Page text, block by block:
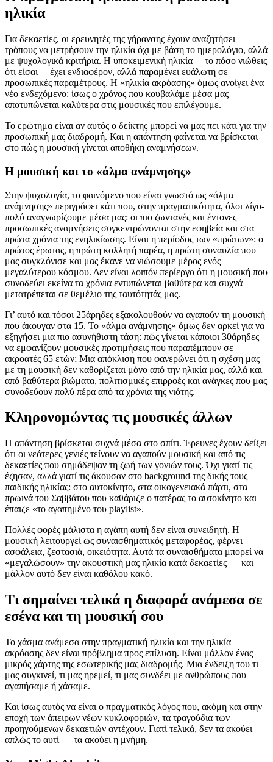
ηλικία
Για δεκαετίες, οι ερευνητές της γήρανσης έχουν αναζητήσει
τρόπους να μετρήσουν την ηλικία όχι με βάση το ημερολόγιο, αλλά
με ψυχολογικά κριτήρια. Η υποκειμενική ηλικία —το πόσο νιώθεις
ότι είσαι— έχει ενδιαφέρον, αλλά παραμένει ευάλωτη σε
προσωπικές παραμέτρους. Η «ηλικία ακρόασης» όμως ανοίγει ένα
νέο ενδεχόμενο: ίσως ο χρόνος που κουβαλάμε μέσα μας
αποτυπώνεται καλύτερα στις μουσικές που επιλέγουμε.
Το ερώτημα είναι αν αυτός ο δείκτης μπορεί να μας πει κάτι για την
προσωπική μας διαδρομή. Και η απάντηση φαίνεται να βρίσκεται
στο πώς η μουσική γίνεται αποθήκη αναμνήσεων.
Η μουσική και το «άλμα ανάμνησης»
Στην ψυχολογία, το φαινόμενο που είναι γνωστό ως «άλμα
ανάμνησης» περιγράφει κάτι που, στην πραγματικότητα, όλοι λίγο-
πολύ αναγνωρίζουμε μέσα μας: οι πιο ζωντανές και έντονες
προσωπικές αναμνήσεις συγκεντρώνονται στην εφηβεία και στα
πρώτα χρόνια της ενηλικίωσης. Είναι η περίοδος των «πρώτων»: ο
πρώτος έρωτας, η πρώτη κολλητή παρέα, η πρώτη συναυλία που
μας συγκλόνισε και μας έκανε να νιώσουμε μέρος ενός
μεγαλύτερου κόσμου. Δεν είναι λοιπόν περίεργο ότι η μουσική που
συνοδεύει εκείνα τα χρόνια εντυπώνεται βαθύτερα και συχνά
μετατρέπεται σε θεμέλιο της ταυτότητάς μας.
Γι’ αυτό και τόσοι 25άρηδες εξακολουθούν να αγαπούν τη μουσική
που άκουγαν στα 15. Το «άλμα ανάμνησης» όμως δεν αρκεί για να
εξηγήσει μια πιο ασυνήθιστη τάση: πώς γίνεται κάποιοι 30άρηδες
να εμφανίζουν μουσικές προτιμήσεις που παραπέμπουν σε
ακροατές 65 ετών; Μια απόκλιση που φανερώνει ότι η σχέση μας
με τη μουσική δεν καθορίζεται μόνο από την ηλικία μας, αλλά και
από βαθύτερα βιώματα, πολιτισμικές επιρροές και ανάγκες που μας
συνοδεύουν πολύ πέρα από τα χρόνια της νιότης.
Κληρονομώντας τις μουσικές άλλων
Η απάντηση βρίσκεται συχνά μέσα στο σπίτι. Έρευνες έχουν δείξει
ότι οι νεότερες γενιές τείνουν να αγαπούν μουσική και από τις
δεκαετίες που σημάδεψαν τη ζωή των γονιών τους. Όχι γιατί τις
έζησαν, αλλά γιατί τις άκουσαν στο background της δικής τους
παιδικής ηλικίας: στο αυτοκίνητο, στα οικογενειακά πάρτι, στα
πρωινά του Σαββάτου που καθάριζε ο πατέρας το αυτοκίνητο και
έπαιζε «το αγαπημένο του playlist».
Πολλές φορές μάλιστα η αγάπη αυτή δεν είναι συνειδητή. Η
μουσική λειτουργεί ως συναισθηματικός μεταφορέας, φέρνει
ασφάλεια, ζεστασιά, οικειότητα. Αυτά τα συναισθήματα μπορεί να
«μεγαλώσουν» την ακουστική μας ηλικία κατά δεκαετίες — και
μάλλον αυτό δεν είναι καθόλου κακό.
Τι σημαίνει τελικά η διαφορά ανάμεσα σε
εσένα και τη μουσική σου
Το χάσμα ανάμεσα στην πραγματική ηλικία και την ηλικία
ακρόασης δεν είναι πρόβλημα προς επίλυση. Είναι μάλλον ένας
μικρός χάρτης της εσωτερικής μας διαδρομής. Μια ένδειξη του τι
μας συγκινεί, τι μας ηρεμεί, τι μας συνδέει με ανθρώπους που
αγαπήσαμε ή χάσαμε.
Και ίσως αυτός να είναι ο πραγματικός λόγος που, ακόμη και στην
εποχή των άπειρων νέων κυκλοφοριών, τα τραγούδια των
προηγούμενων δεκαετιών αντέχουν. Γιατί τελικά, δεν τα ακούει
απλώς το αυτί — τα ακούει η μνήμη.